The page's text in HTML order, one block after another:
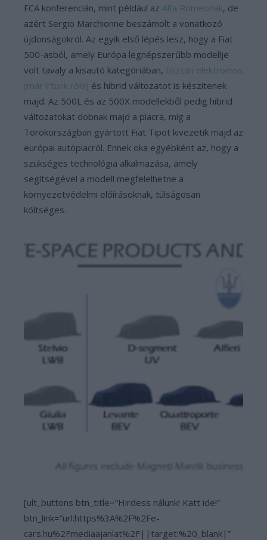
FCA konferencián, mint például az Alfa Romeonak, de
azért Sergio Marchionne beszámolt a vonatkozó
újdonságokról. Az egyik első lépés lesz, hogy a Fiat
500-asból, amely Európa legnépszerűbb modellje
volt tavaly a kisautó kategóriában, tisztán elektromos
(már írtunk róla) és hibrid változatot is készítenek
majd. Az 500L és az 500X modellekből pedig hibrid
változatokat dobnak majd a piacra, míg a
Törökországban gyártott Fiat Tipot kivezetik majd az
európai autópiacról. Ennek oka egyébként az, hogy a
szükséges technológia alkalmazása, amely
segítségével a modell megfelelhetne a
környezetvédelmi előírásoknak, túlságosan
költséges.
[ult_buttons btn_title=”Hirdess nálunk! Katt ide!”
btn_link=”url:https%3A%2F%2Fe-
cars.hu%2Fmediaajanlat%2F||target:%20_blank|”